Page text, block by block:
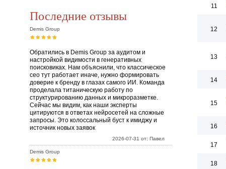
Последние отзывы
Demis Group
Обратились в Demis Group за аудитом и
настройкой видимости в генеративных
поисковиках. Нам объяснили, что классическое
сео тут работает иначе, нужно формировать
доверие к бренду в глазах самого ИИ. Команда
проделала титаническую работу по
структурированию данных и микроразметке.
Сейчас мы видим, как наши эксперты
цитируются в ответах нейросетей на сложные
запросы. Это колоссальный буст к имиджу и
источник новых заявок
2026-07-31 от: Павел
Demis Group
11
12
13
14
15
16
17
18